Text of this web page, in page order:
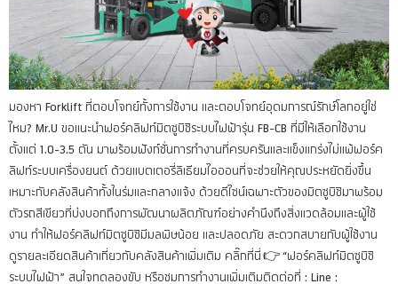
มองหา Forklift ที่ตอบโจทย์ทั้งการใช้งาน และตอบโจทย์อุดมการณ์รักษ์โลกอยู่ใช่
ไหม? Mr.U ขอแนะนำฟอร์คลิฟท์มิตซูบิชิระบบไฟฟ้ารุ่น FB-CB ที่มีให้เลือกใช้งาน
ตั้งแต่ 1.0-3.5 ตัน มาพร้อมฟังก์ชั่นการทำงานที่ครบครันและแข็งแกร่งไม่แพ้ฟอร์ค
ลิฟท์ระบบเครื่องยนต์ ด้วยแบตเตอรี่ลิเธียมไอออนที่จะช่วยให้คุณประหยัดยิ่งขึ้น
เหมาะกับคลังสินค้าทั้งในร่มและกลางแจ้ง ด้วยดีไซน์เฉพาะตัวของมิตซูบิชิมาพร้อม
ตัวรถสีเขียวที่บ่งบอกถึงการพัฒนาผลิตภัณฑ์อย่างคำนึงถึงสิ่งแวดล้อมและผู้ใช้
งาน ทำให้ฟอร์คลิฟท์มิตซูบิชิมีมลพิษน้อย และปลอดภัย สะดวกสบายกับผู้ใช้งาน
ดูรายละเอียดสินค้าเกี่ยวกับคลังสินค้าเพิ่มเติม คลิ๊กที่นี่ 👉 “ฟอร์คลิฟท์มิตซูบิชิ
ระบบไฟฟ้า” สนใจทดลองขับ หรือชมการทำงานเพิ่มเติมติดต่อที่ : Line :